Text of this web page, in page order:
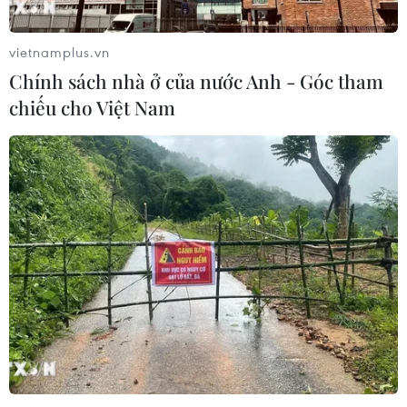
Nước thải từ máy bay có thể giúp
phát hiện sớm nguy cơ đại dịch
06/08/2026 22:30
Thành lập Hội đồng cấp Nhà nước
xét tặng các giải thưởng khoa học và
công nghệ
06/08/2026 14:19
Chó "không gây dị ứng" - bước tiến
mới của công nghệ chỉnh sửa gene
06/08/2026 13:42
Thái Lan-Myanmar thúc đẩy hợp tác
vietnamplus.vn
Chính sách nhà ở của nước Anh - Góc tham
chiếu cho Việt Nam